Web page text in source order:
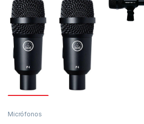
Micrófonos